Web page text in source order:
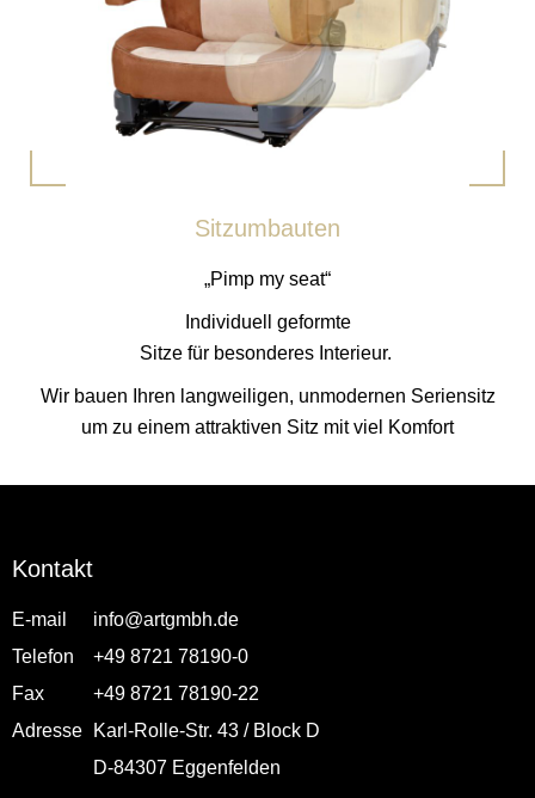
Sitzumbauten
„Pimp my seat“
Individuell geformte
Sitze für besonderes Interieur.
Wir bauen Ihren langweiligen, unmodernen Seriensitz
um zu einem attraktiven Sitz mit viel Komfort
Kontakt
E-mail
info@artgmbh.de
Telefon
+49 8721 78190-0
Fax
+49 8721 78190-22
Adresse
Karl-Rolle-Str. 43 / Block D
D-84307 Eggenfelden